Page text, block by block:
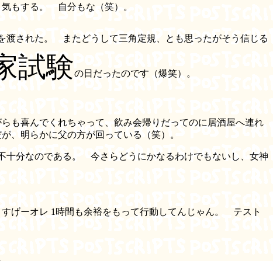
もする。 自分もな（笑）。
渡された。 またどうして三角定規、とも思ったがそう信じる
試験の日だったのです（爆笑）。
喜んでくれちゃって、飲み会帰りだってのに居酒屋へ連れ
明らかに父の方が回っている（笑）。
分なのである。 今さらどうにかなるわけでもないし、女神
げーオレ 1時間も余裕をもって行動してんじゃん。 テスト